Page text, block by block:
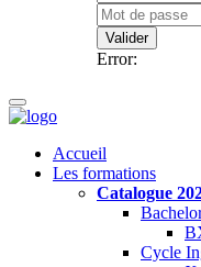
Valider
Error:
Accueil
Les formations
Catalogue
Cycle